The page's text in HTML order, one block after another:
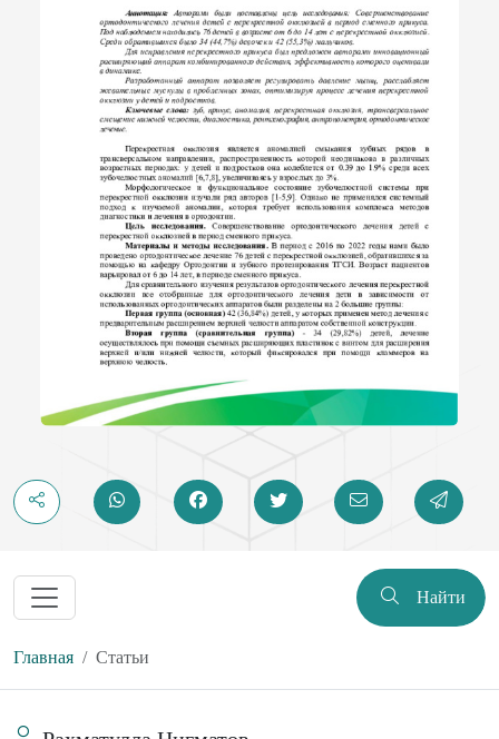
Найти
Главная Статьи